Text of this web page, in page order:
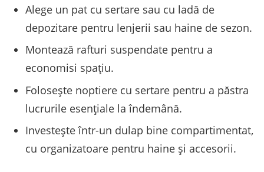
Alege un pat cu sertare sau cu ladă de
depozitare pentru lenjerii sau haine de sezon.
Montează rafturi suspendate pentru a
economisi spațiu.
Folosește noptiere cu sertare pentru a păstra
lucrurile esențiale la îndemână.
Investește într-un dulap bine compartimentat,
cu organizatoare pentru haine și accesorii.